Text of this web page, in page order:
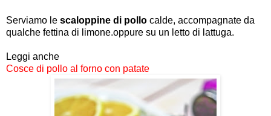
Serviamo le scaloppine di pollo calde, accompagnate da
qualche fettina di limone.oppure su un letto di lattuga.
Leggi anche
Cosce di pollo al forno con patate